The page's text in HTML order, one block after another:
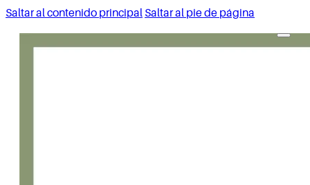
Saltar al contenido principal Saltar al pie de página